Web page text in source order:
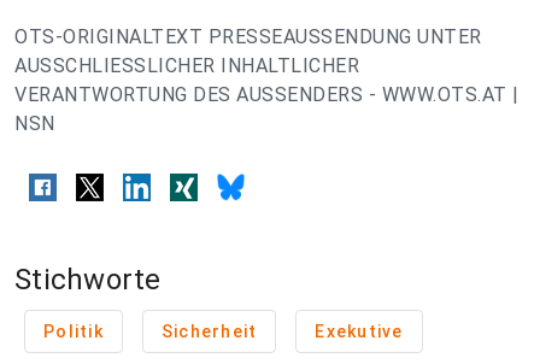
OTS-ORIGINALTEXT PRESSEAUSSENDUNG UNTER
AUSSCHLIESSLICHER INHALTLICHER
VERANTWORTUNG DES AUSSENDERS - WWW.OTS.AT |
NSN
Stichworte
Politik Sicherheit Exekutive